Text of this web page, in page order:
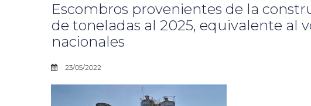
Escombros provenientes de la
de toneladas al 2025, equivalente al
nacionales
23/05/2022